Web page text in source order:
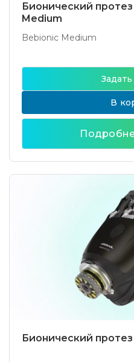
Бионический
Medium
Bebionic Medium
В
Бионический